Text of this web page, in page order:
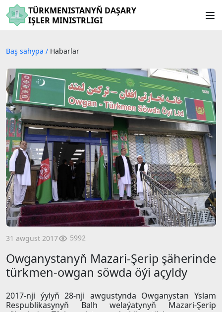
TÜRKMENISTANYŇ DAŞARY
IŞLER MINISTRLIGI
Baş sahypa / Habarlar
31 awgust 2017 5992
Owganystanyň Mazari-Şerip şäherinde
türkmen-owgan söwda öýi açyldy
2017-nji ýylyň 28-nji awgustynda Owganystan Yslam
Respublikasynyň Balh welaýatynyň Mazari-Şerip